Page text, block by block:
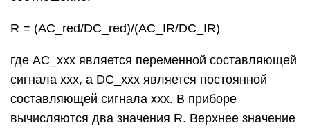
R = (AC_red/DC_red)/(AC_IR/DC_IR)
где AC_xxx является переменной составляющей
сигнала xxx, а DC_xxx является постоянной
составляющей сигнала xxx. В приборе
вычисляются два значения R. Верхнее значение